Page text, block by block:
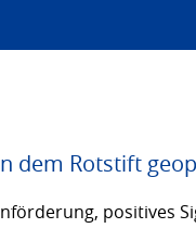
dem Rotstift
positives